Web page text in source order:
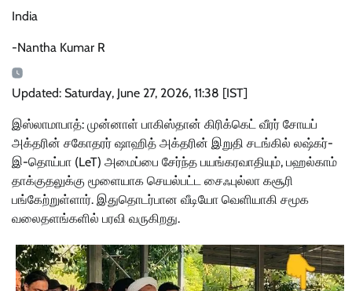
India
-Nantha Kumar R
Updated: Saturday, June 27, 2026, 11:38 [IST]
இஸ்லாமாபாத்: முன்னாள் பாகிஸ்தான் கிரிக்கெட் வீரர் சோயப்
அக்தரின் சகோதரர் ஷாஹித் அக்தரின் இறுதி சடங்கில் லஷ்கர்-
இ-தொய்பா (LeT) அமைப்பை சேர்ந்த பயங்கரவாதியும், பஹல்காம்
தாக்குதலுக்கு மூளையாக செயல்பட்ட சைஃபுல்லா கசூரி
பங்கேற்றுள்ளார். இதுதொடர்பான வீடியோ வெளியாகி சமூக
வலைதளங்களில் பரவி வருகிறது.